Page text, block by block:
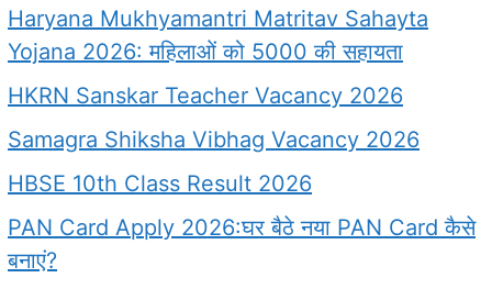
Haryana Mukhyamantri Matritav Sahayta
Yojana 2026: महिलाओं को 5000 की सहायता
HKRN Sanskar Teacher Vacancy 2026
Samagra Shiksha Vibhag Vacancy 2026
HBSE 10th Class Result 2026
PAN Card Apply 2026:घर बैठे नया PAN Card कैसे
बनाएं?